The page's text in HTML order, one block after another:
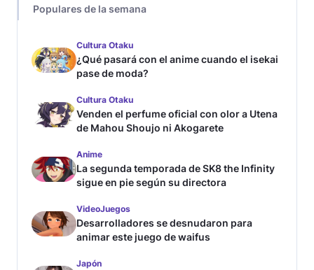
Populares de la semana
Cultura Otaku
¿Qué pasará con el anime cuando el isekai
pase de moda?
Cultura Otaku
Venden el perfume oficial con olor a Utena
de Mahou Shoujo ni Akogarete
Anime
La segunda temporada de SK8 the Infinity
sigue en pie según su directora
VideoJuegos
Desarrolladores se desnudaron para
animar este juego de waifus
Japón